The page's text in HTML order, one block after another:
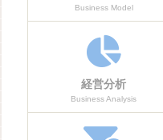
Business Model
経営分析
Business Analysis